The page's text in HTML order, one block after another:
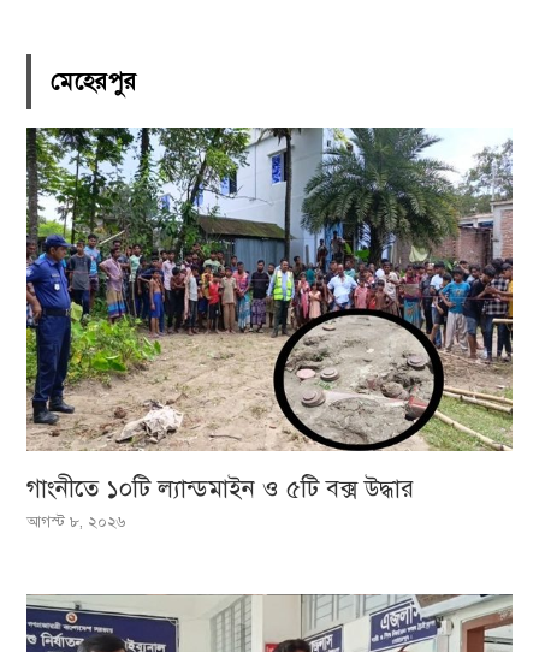
মেহেরপুর
গাংনীতে ১০টি ল্যান্ডমাইন ও ৫টি বক্স উদ্ধার
আগস্ট ৮, ২০২৬